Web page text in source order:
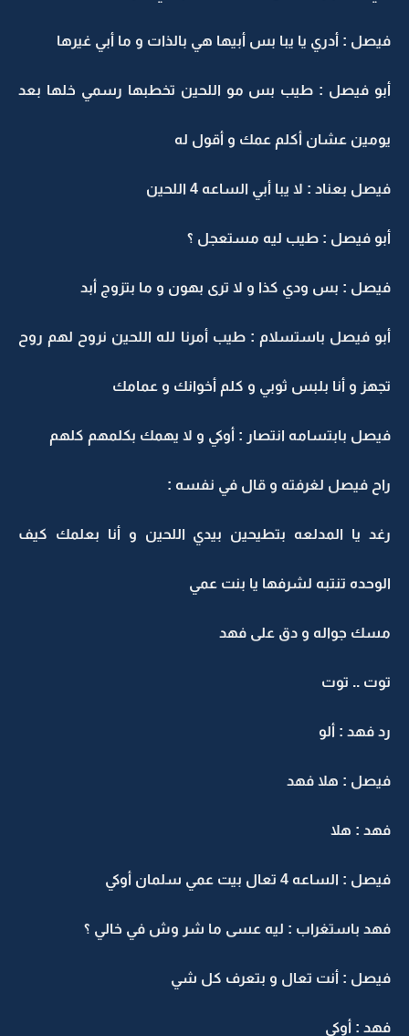
فيصل : أدري يا يبا بس أبيها هي بالذات و ما أبي غيرها
أبو فيصل : طيب بس مو اللحين تخطبها رسمي خلها بعد
يومين عشان أكلم عمك و أقول له
فيصل بعناد : لا يبا أبي الساعه 4 اللحين
أبو فيصل : طيب ليه مستعجل ؟
فيصل : بس ودي كذا و لا ترى بهون و ما بتزوج أبد
أبو فيصل باستسلام : طيب أمرنا لله اللحين نروح لهم روح
تجهز و أنا بلبس ثوبي و كلم أخوانك و عمامك
فيصل بابتسامه انتصار : أوكي و لا يهمك بكلمهم كلهم
راح فيصل لغرفته و قال في نفسه :
رغد يا المدلعه بتطيحين بيدي اللحين و أنا بعلمك كيف
الوحده تنتبه لشرفها يا بنت عمي
مسك جواله و دق على فهد
توت .. توت
رد فهد : ألو
فيصل : هلا فهد
فهد : هلا
فيصل : الساعه 4 تعال بيت عمي سلمان أوكي
فهد باستغراب : ليه عسى ما شر وش في خالي ؟
فيصل : أنت تعال و بتعرف كل شي
فهد : أوكي